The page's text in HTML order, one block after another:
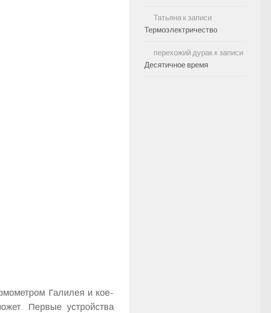
Галилея и кое-
Первые устройства
Татьяна к записи
Термоэлектричество
перехожий дурак к записи
Десятичное время